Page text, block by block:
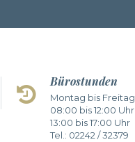
Bürostunden
Montag bis Freitag
08:00 bis 12:00 Uhr
13:00 bis 17:00 Uhr
Tel.: 02242 / 32379